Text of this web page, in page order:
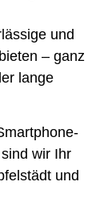
und
– ganz
lange
wir Ihr
und